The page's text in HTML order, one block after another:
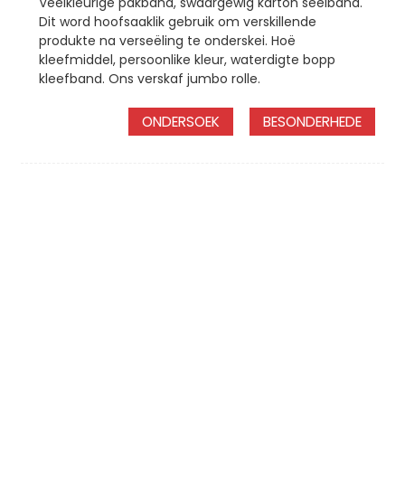
Dit word hoofsaaklik gebruik om verskillende
produkte na verseëling te onderskei. Hoë
kleefmiddel, persoonlike kleur, waterdigte bopp
kleefband. Ons verskaf jumbo rolle.
ONDERSOEK BESONDERHEDE